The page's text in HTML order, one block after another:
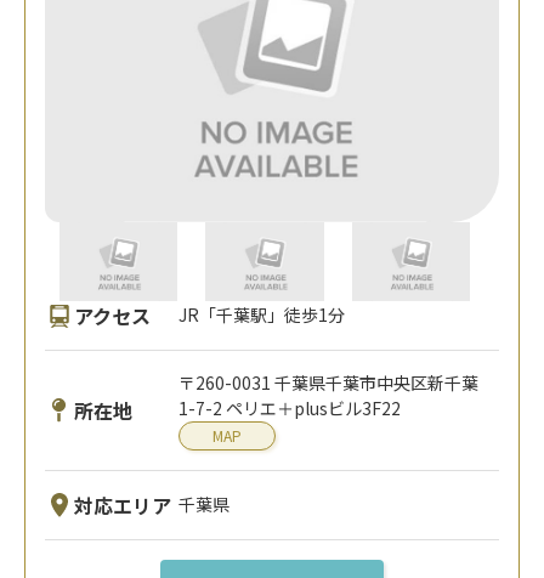
アクセス JR「千葉駅」徒歩1分
所在地
〒260-0031 千葉県千葉市中央区新千葉
1-7-2 ペリエ＋plusビル3F22
MAP
対応エリア 千葉県